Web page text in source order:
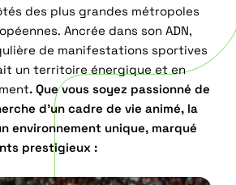
des plus grandes métropoles
Ancrée dans son ADN,
de manifestations sportives
un territoire énergique et en
. Que vous soyez passionné de
d’un cadre de vie animé, la
environnement unique, marqué
prestigieux :